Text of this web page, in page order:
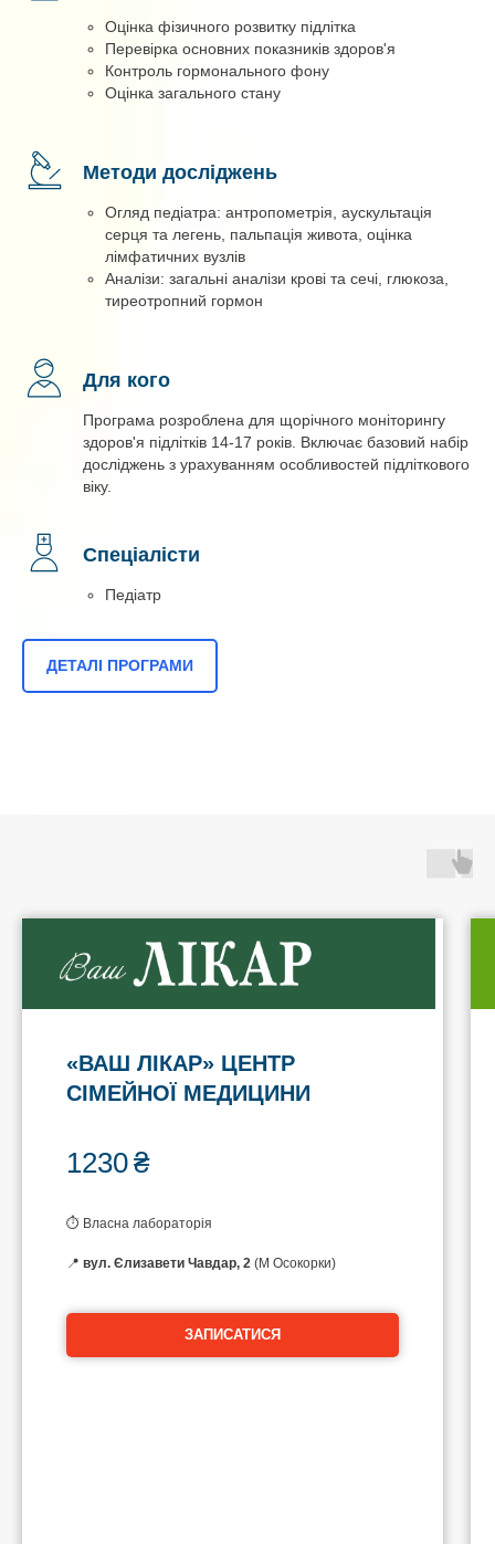
Оцінка фізичного розвитку підлітка
Перевірка основних показників здоров'я
Контроль гормонального фону
Оцінка загального стану
Методи досліджень
Огляд педіатра: антропометрія, аускультація
серця та легень, пальпація живота, оцінка
лімфатичних вузлів
Аналізи: загальні аналізи крові та сечі, глюкоза,
тиреотропний гормон
Для кого
Програма розроблена для щорічного моніторингу
здоров'я підлітків 14-17 років. Включає базовий набір
досліджень з урахуванням особливостей підліткового
віку.
Спеціалісти
Педіатр
ДЕТАЛІ ПРОГРАМИ
«ВАШ ЛІКАР» ЦЕНТР
СІМЕЙНОЇ МЕДИЦИНИ
1230₴
⏱ Власна лабораторія
📍 вул. Єлизавети Чавдар, 2 (М Осокорки)
ЗАПИСАТИСЯ